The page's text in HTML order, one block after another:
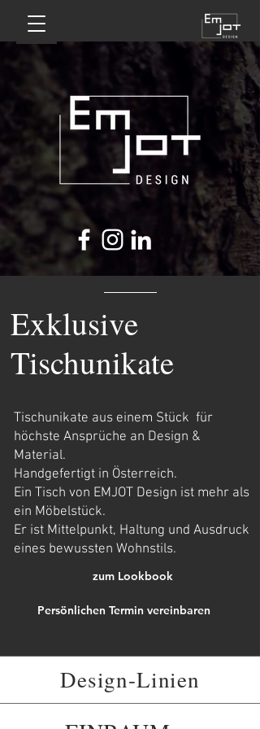
Exklusive
Tischunikate
Tischunikate aus einem Stück für
höchste Ansprüche an Design &
Material.
Handgefertigt in Österreich.
Ein Tisch von EMJOT Design ist mehr als
ein Möbelstück.
Er ist Mittelpunkt, Haltung und Ausdruck
eines bewussten Wohnstils.
zum Lookbook
Persönlichen Termin vereinbaren
Design-Linien